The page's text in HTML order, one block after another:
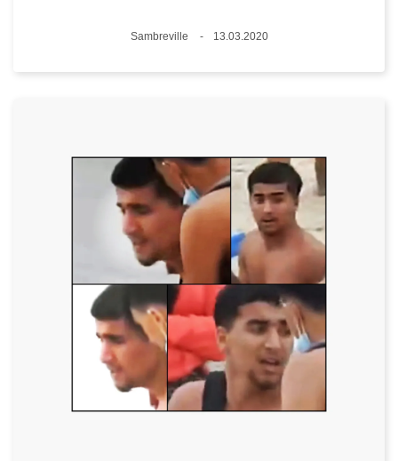
Standort
Sambreville
13.03.2020